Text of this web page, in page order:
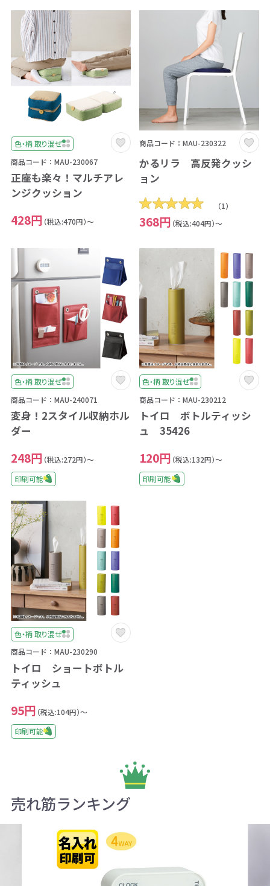
色・柄 取り混ぜ
商品コード：MAU-230067
正座も楽々！マルチアレ
ンジクッション
428円 （税込:470円）～
商品コード：MAU-230322
かるリラ 高反発クッシ
ョン
（1）
368円 （税込:404円）～
色・柄 取り混ぜ
商品コード：MAU-240071
変身！2スタイル収納ホル
ダー
248円 （税込:272円）～
印刷可能
色・柄 取り混ぜ
商品コード：MAU-230212
トイロ ボトルティッシ
ュ 35426
120円 （税込:132円）～
印刷可能
色・柄 取り混ぜ
商品コード：MAU-230290
トイロ ショートボトル
ティッシュ
95円 （税込:104円）～
印刷可能
売れ筋ランキング